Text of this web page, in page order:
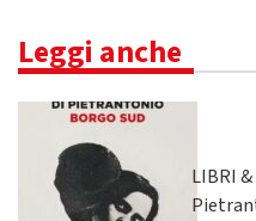
Leggi anche
LIBRI